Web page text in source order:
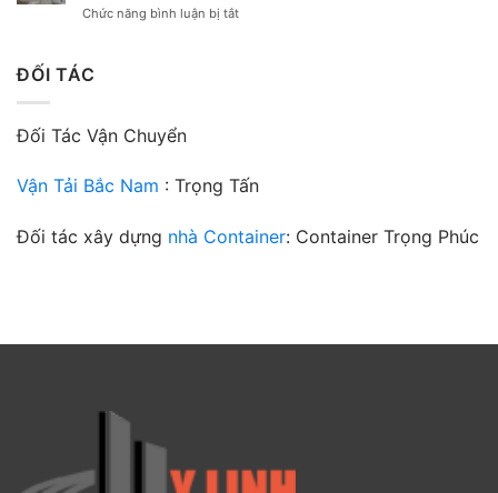
công
là
Chức năng bình luận bị tắtở
đường
ĐỐI TÁC
Đối Tác Vận Chuyển
Vận Tải Bắc Nam : Trọng Tấn
Đối tác xây dựng nhà Container: Container Trọng Phúc